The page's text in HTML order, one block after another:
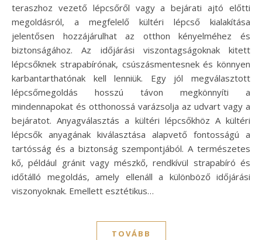
teraszhoz vezető lépcsőről vagy a bejárati ajtó előtti
megoldásról, a megfelelő kültéri lépcső kialakítása
jelentősen hozzájárulhat az otthon kényelméhez és
biztonságához. Az időjárási viszontagságoknak kitett
lépcsőknek strapabírónak, csúszásmentesnek és könnyen
karbantarthatónak kell lenniük. Egy jól megválasztott
lépcsőmegoldás hosszú távon megkönnyíti a
mindennapokat és otthonossá varázsolja az udvart vagy a
bejáratot. Anyagválasztás a kültéri lépcsőkhöz A kültéri
lépcsők anyagának kiválasztása alapvető fontosságú a
tartósság és a biztonság szempontjából. A természetes
kő, például gránit vagy mészkő, rendkívül strapabíró és
időtálló megoldás, amely ellenáll a különböző időjárási
viszonyoknak. Emellett esztétikus…
TOVÁBB